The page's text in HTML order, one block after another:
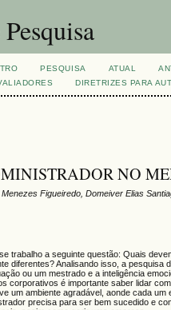
PESQUISA ATUAL
DIRETRIZES PARA
NO
Figueiredo, Domeiver Elias
trabalho a seguinte questão: Quais
diferentes? Analisando isso, a
ou um mestrado e a inteligência
corporativos é importante saber lidar
um ambiente agradável, aonde cada
precisa para ser bem sucedido e